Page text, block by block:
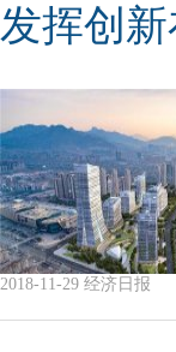
发挥创
2018-11-29 经济日报